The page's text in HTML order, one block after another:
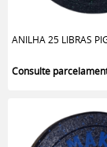
ANILHA 25 LIBRAS